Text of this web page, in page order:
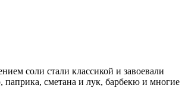
соли стали классикой и завоевали
паприка, сметана и лук, барбекю и многие